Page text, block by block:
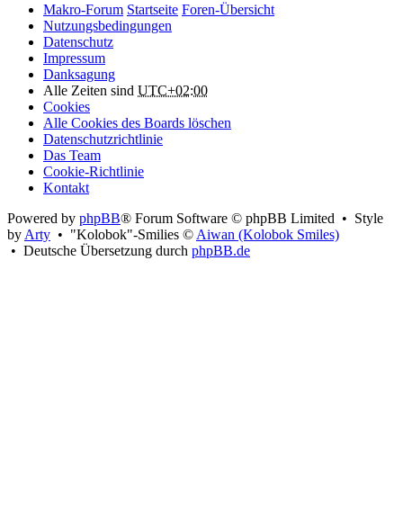
Makro-Forum Startseite Foren-Übersicht
Nutzungsbedingungen
Datenschutz
Impressum
Danksagung
Alle Zeiten sind UTC+02:00
Cookies
Alle Cookies des Boards löschen
Datenschutzrichtlinie
Das Team
Cookie-Richtlinie
Kontakt
Powered by phpBB® Forum Software © phpBB Limited • Style
by Arty • "Kolobok"-Smilies © Aiwan (Kolobok Smiles)
• Deutsche Übersetzung durch phpBB.de